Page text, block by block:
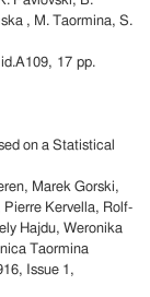
, M. Taormina, S.
17 pp.
on a Statistical
Marek Gorski,
Kervella, Rolf-
Hajdu, Weronika
Taormina
Issue 1,